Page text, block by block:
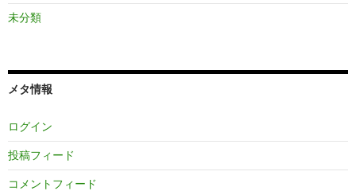
未分類
メタ情報
ログイン
投稿フィード
コメントフィード